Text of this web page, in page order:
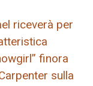
riceverà per
finora
sulla